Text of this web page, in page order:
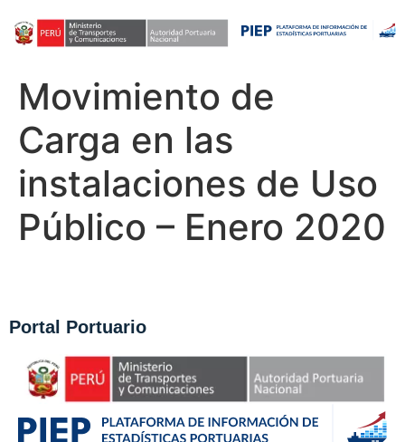
Movimiento de
Carga en las
instalaciones de Uso
Público – Enero 2020
Portal Portuario